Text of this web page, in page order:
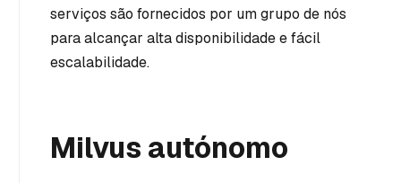
serviços são fornecidos por um grupo de nós
para alcançar alta disponibilidade e fácil
escalabilidade.
Milvus autónomo